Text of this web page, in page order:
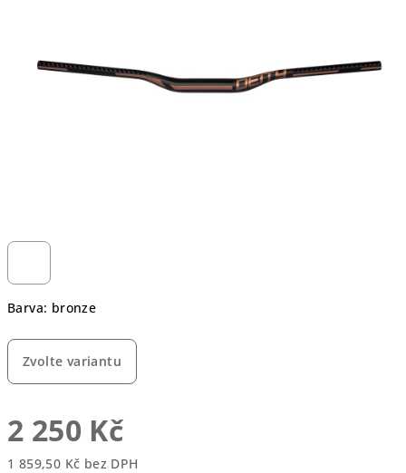
Barva: bronze
Zvolte variantu
2 250 Kč
1 859,50 Kč bez DPH